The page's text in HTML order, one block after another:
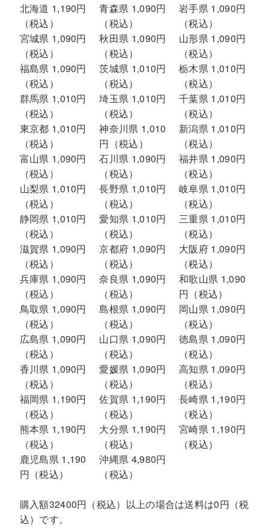
北海道 1,190円
（税込）
青森県 1,090円
（税込）
岩手県 1,090円
（税込）
宮城県 1,090円
（税込）
秋田県 1,090円
（税込）
山形県 1,090円
（税込）
福島県 1,090円
（税込）
茨城県 1,010円
（税込）
栃木県 1,010円
（税込）
群馬県 1,010円
（税込）
埼玉県 1,010円
（税込）
千葉県 1,010円
（税込）
東京都 1,010円
（税込）
神奈川県 1,010
円（税込）
新潟県 1,010円
（税込）
富山県 1,090円
（税込）
石川県 1,090円
（税込）
福井県 1,090円
（税込）
山梨県 1,010円
（税込）
長野県 1,010円
（税込）
岐阜県 1,010円
（税込）
静岡県 1,010円
（税込）
愛知県 1,010円
（税込）
三重県 1,010円
（税込）
滋賀県 1,090円
（税込）
京都府 1,090円
（税込）
大阪府 1,090円
（税込）
兵庫県 1,090円
（税込）
奈良県 1,090円
（税込）
和歌山県 1,090
円（税込）
鳥取県 1,090円
（税込）
島根県 1,090円
（税込）
岡山県 1,090円
（税込）
広島県 1,090円
（税込）
山口県 1,090円
（税込）
徳島県 1,090円
（税込）
香川県 1,090円
（税込）
愛媛県 1,090円
（税込）
高知県 1,090円
（税込）
福岡県 1,190円
（税込）
佐賀県 1,190円
（税込）
長崎県 1,190円
（税込）
熊本県 1,190円
（税込）
大分県 1,190円
（税込）
宮崎県 1,190円
（税込）
鹿児島県 1,190
円（税込）
沖縄県 4,980円
（税込）
購入額32400円（税込）以上の場合は送料は0円（税
込）です。